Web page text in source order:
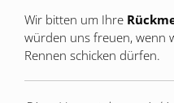
Wir bitten um Ihre
würden uns freuen, wenn
Rennen schicken dürfen.